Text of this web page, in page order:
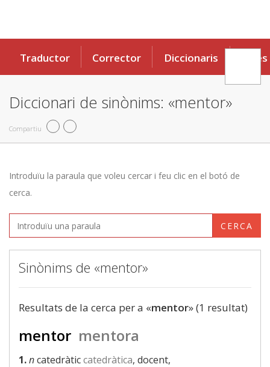
Traductor Corrector Diccionaris Eines
Diccionari de sinònims: «mentor»
Compartiu
Introduïu la paraula que voleu cercar i feu clic en el botó de
cerca.
CERCA
Sinònims de «mentor»
Resultats de la cerca per a «mentor» (1 resultat)
mentor mentora
1.ncatedràticcatedràtica, docent,